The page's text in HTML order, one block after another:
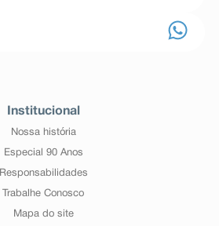
Institucional
Nossa história
Especial 90 Anos
Responsabilidades
Trabalhe Conosco
Mapa do site